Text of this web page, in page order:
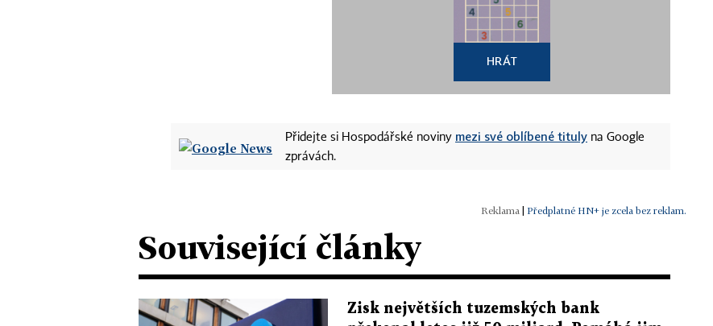
HRÁT
Přidejte si Hospodářské noviny mezi své oblíbené tituly na Google
zprávách.
| Předplatné HN+ je zcela bez reklam.
Související články
Zisk největších tuzemských bank